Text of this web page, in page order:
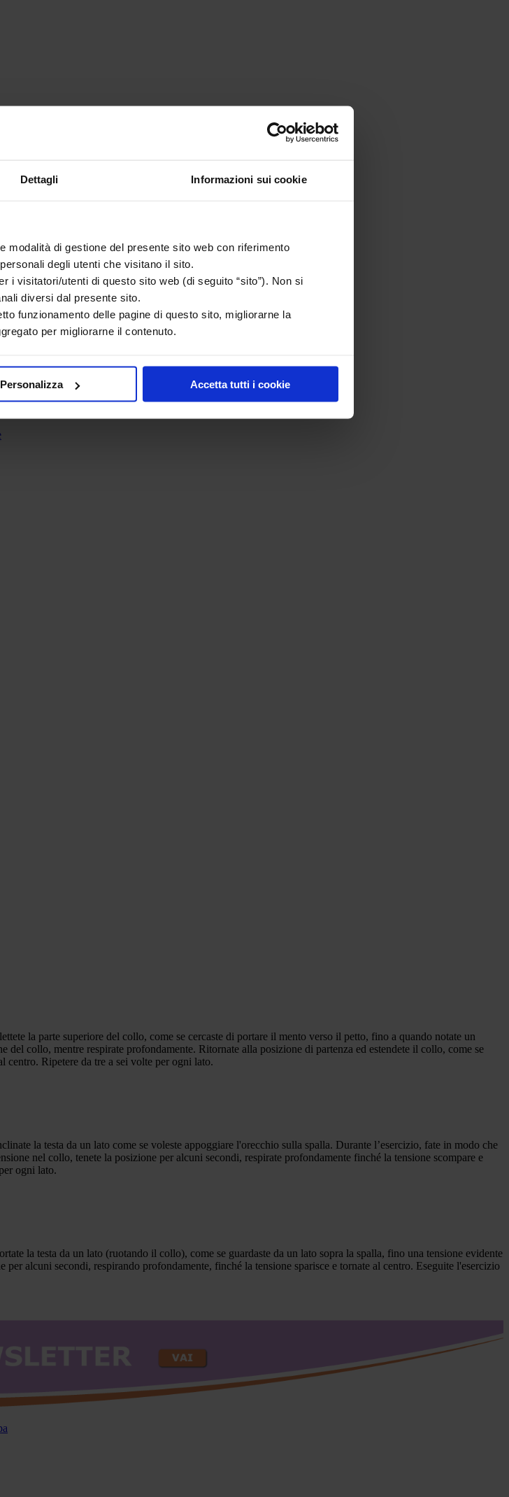
Dettagli Informazioni sui cookie
modalità di gestione del presente sito web con riferimento
degli utenti che visitano il sito.
i visitatori/utenti di questo sito web (di seguito “sito”). Non si
diversi dal presente sito.
funzionamento delle pagine di questo sito, migliorarne la
per migliorarne il contenuto.
Personalizza Accetta tutti i cookie
la parte superiore del collo, come se cercaste di portare il mento verso il petto, fino a quando notate un
collo, mentre respirate profondamente. Ritornate alla posizione di partenza ed estendete il collo, come se
centro. Ripetere da tre a sei volte per ogni lato.
la testa da un lato come se voleste appoggiare l'orecchio sulla spalla. Durante l’esercizio, fate in modo che
nel collo, tenete la posizione per alcuni secondi, respirate profondamente finché la tensione scompare e
ogni lato.
la testa da un lato (ruotando il collo), come se guardaste da un lato sopra la spalla, fino una tensione evidente
alcuni secondi, respirando profondamente, finché la tensione sparisce e tornate al centro. Eseguite l'esercizio